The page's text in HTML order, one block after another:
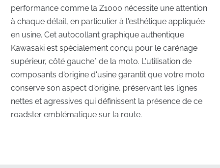
performance comme la Z1000 nécessite une attention
à chaque détail, en particulier à l'esthétique appliquée
en usine. Cet autocollant graphique authentique
Kawasaki est spécialement conçu pour le carénage
supérieur, côté gauche* de la moto. L'utilisation de
composants d'origine d'usine garantit que votre moto
conserve son aspect d'origine, préservant les lignes
nettes et agressives qui définissent la présence de ce
roadster emblématique sur la route.